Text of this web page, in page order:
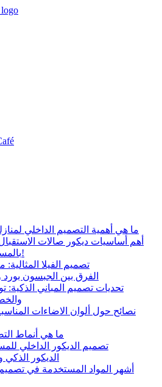
ما هي أهمية التصميم الداخلي
أهم أساسيات ديكور صالات
بالمساحات الصغيرة!
تصميم الفيلا
الفرق بين الجبسون
تحديات تصميم المباني الذكية:
نصائح حول ألوان الاضاءات
ما هي أنماط
تصميم الديكور الداخلي
الديكور الذكي
أشهر المواد المستخدمة في